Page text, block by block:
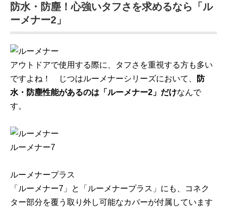
防水・防塵！心強いタフさを求めるなら「ル
ーメナー2」
アウトドアで使用する際に、タフさを重視する方も多い
ですよね！ じつはルーメナーシリーズにおいて、
防
水・防塵性能があるのは「ルーメナー2」だけなんで
す。
ルーメナー7
ルーメナープラス
「ルーメナー7」と「ルーメナープラス」にも、コネク
ター部分を覆う取り外し可能なカバーが付属しています